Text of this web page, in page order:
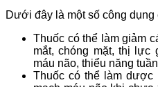
Dưới đây là một số công
Thuốc có thể làm giảm
mắt, chóng mặt, thị
máu não, thiểu năng
Thuốc có thể làm dược